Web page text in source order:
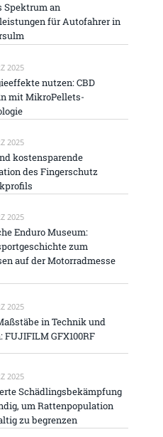
Spektrum an
für Autofahrer in
2025
nutzen: CBD
mit MikroPellets-
2025
kostensparende
des Fingerschutz
2025
Enduro Museum:
zum
auf der Motorradmesse
2025
in Technik und
FUJIFILM GFX100RF
2025
Schädlingsbekämpfung
um Rattenpopulation
zu begrenzen